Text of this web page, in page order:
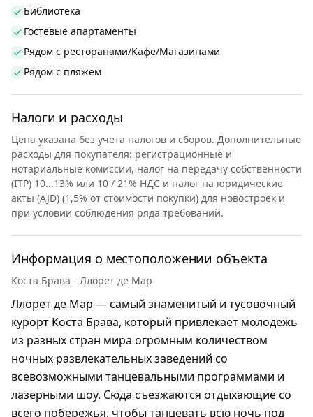
Библиотека
Гостевые апартаменты
Рядом с ресторанами/Кафе/Магазинами
Рядом с пляжем
Налоги и расходы
Цена указана без учета налогов и сборов. Дополнительные
расходы для покупателя: регистрационные и
нотариальные комиссии, налог на передачу собственности
(ITP) 10...13% или 10 / 21% НДС и налог на юридические
акты (AJD) (1,5% от стоимости покупки) для новостроек и
при условии соблюдения ряда требований.
Информация о местоположении объекта
Коста Брава - Ллорет де Мар
Ллорет де Мар — самый знаменитый и тусовочный
курорт Коста Брава, который привлекает молодежь
из разных стран мира огромным количеством
ночных развлекательных заведений со
всевозможными танцевальными программами и
лазерными шоу. Сюда съезжаются отдыхающие со
всего побережья, чтобы танцевать всю ночь под